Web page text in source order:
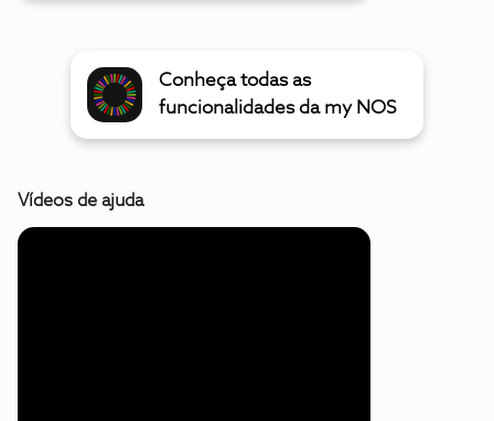
Conheça todas as
funcionalidades da my NOS
Vídeos de ajuda